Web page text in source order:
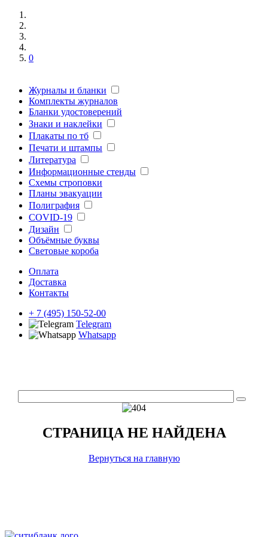
0
Журналы и бланки
Комплекты журналов
Бланки удостоверений
Знаки и наклейки
Плакаты по тб
Печати и штампы
Литература
Информационные стенды
Схемы строповки
Планы эвакуации
Полиграфия
COVID-19
Дизайн
Объёмные буквы
Световые короба
Оплата
Доставка
Контакты
+ 7 (495) 150-52-00
Telegram
Whatsapp
СТРАНИЦА НЕ НАЙДЕНА
Вернуться на главную